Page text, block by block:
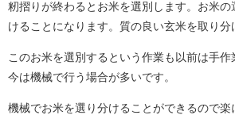
籾摺りが終わるとお米を選別します。お米の
けることになります。質の良い玄米を取り分
このお米を選別するという作業も以前は手
今は機械で行う場合が多いです。
機械でお米を選り分けることができるので楽